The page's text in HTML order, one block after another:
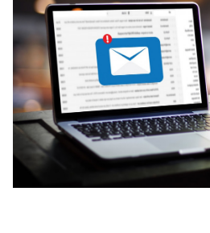
CDU
CDU Fraktion im
CDU
CDU